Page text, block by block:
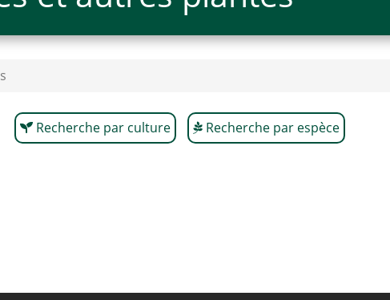
Recherche par culture Recherche par espèce